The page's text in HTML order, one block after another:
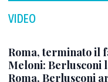
VIDEO
Roma, terminato il
Meloni: Berlusconi
Roma, Berlusconi